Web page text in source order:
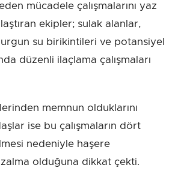
mücadele çalışmalarını yaz
ekipler; sulak alanlar,
su birikintileri ve potansiyel
düzenli ilaçlama çalışmaları
memnun olduklarını
ise bu çalışmaların dört
nedeniyle haşere
olduğuna dikkat çekti.